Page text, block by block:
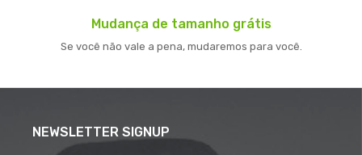
Mudança de tamanho grátis
Se você não vale a pena, mudaremos para você.
NEWSLETTER SIGNUP